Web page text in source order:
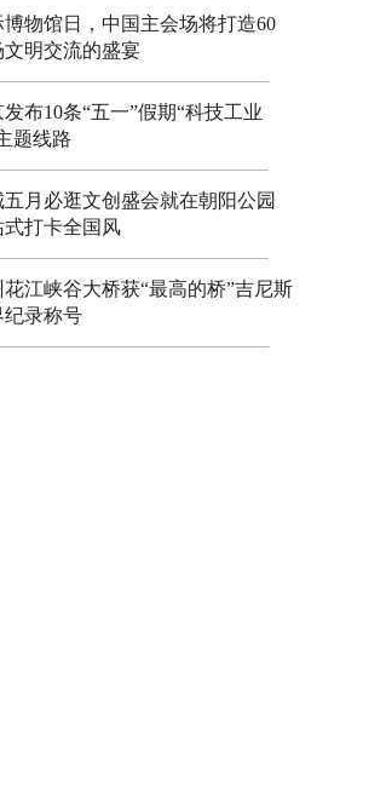
博物馆日，中国主会场将打造60
文明交流的盛宴
布10条“五一”假期“科技工业
题线路
五月必逛文创盛会就在朝阳公园
式打卡全国风
花江峡谷大桥获“最高的桥”吉尼斯
纪录称号